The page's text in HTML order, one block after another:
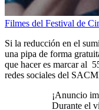
Filmes del Festival de
Si la reducción en el
una pipa de forma
que hacer es marcar al
redes sociales del
¡Anuncio
Durante el